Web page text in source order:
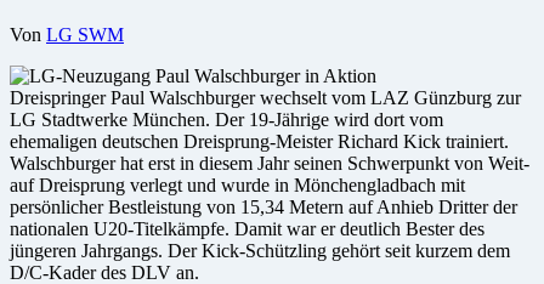
Von LG SWM
Dreispringer Paul Walschburger wechselt vom LAZ Günzburg zur
LG Stadtwerke München. Der 19-Jährige wird dort vom
ehemaligen deutschen Dreisprung-Meister Richard Kick trainiert.
Walschburger hat erst in diesem Jahr seinen Schwerpunkt von Weit-
auf Dreisprung verlegt und wurde in Mönchengladbach mit
persönlicher Bestleistung von 15,34 Metern auf Anhieb Dritter der
nationalen U20-Titelkämpfe. Damit war er deutlich Bester des
jüngeren Jahrgangs. Der Kick-Schützling gehört seit kurzem dem
D/C-Kader des DLV an.